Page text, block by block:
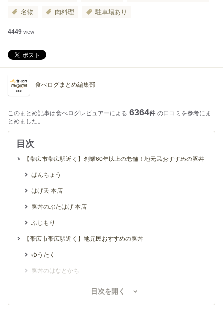
名物 肉料理 駐車場あり
4449 view
食べログまとめ編集部
このまとめ記事は食べログレビュアーによる 6364件 の口コミを参考にま
とめました。
目次
【帯広市帯広駅近く】創業60年以上の老舗！地元民おすすめの豚丼
ぱんちょう
はげ天 本店
豚丼のぶたはげ 本店
ふじもり
【帯広市帯広駅近く】地元民おすすめの豚丼
ゆうたく
豚丼のはなとかち
目次を開く